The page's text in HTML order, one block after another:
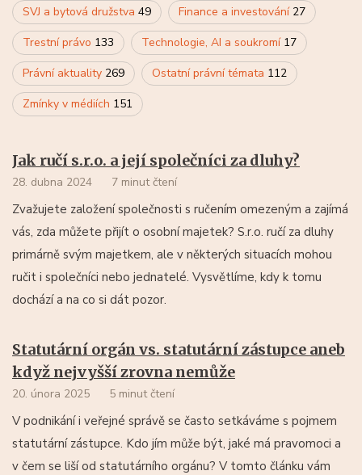
SVJ a bytová družstva 49 Finance a investování 27
Trestní právo 133 Technologie, AI a soukromí 17
Právní aktuality 269 Ostatní právní témata 112
Zmínky v médiích 151
Jak ručí s.r.o. a její společníci za dluhy?
28. dubna 2024 7 minut čtení
Zvažujete založení společnosti s ručením omezeným a zajímá
vás, zda můžete přijít o osobní majetek? S.r.o. ručí za dluhy
primárně svým majetkem, ale v některých situacích mohou
ručit i společníci nebo jednatelé. Vysvětlíme, kdy k tomu
dochází a na co si dát pozor.
Statutární orgán vs. statutární zástupce aneb
když nejvyšší zrovna nemůže
20. února 2025 5 minut čtení
V podnikání i veřejné správě se často setkáváme s pojmem
statutární zástupce. Kdo jím může být, jaké má pravomoci a
v čem se liší od statutárního orgánu? V tomto článku vám